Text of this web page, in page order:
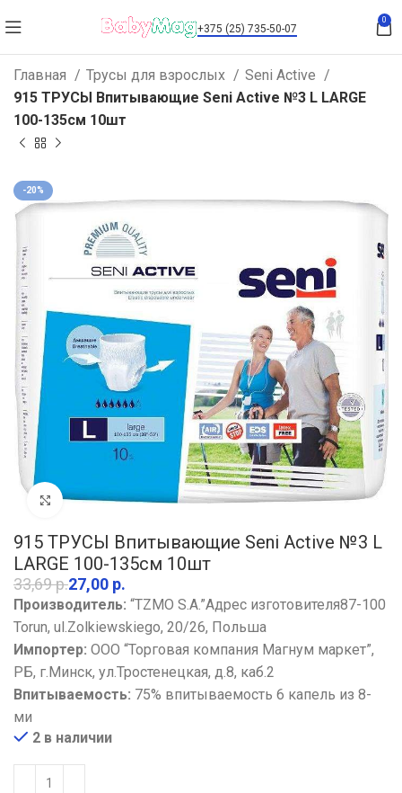
+375 (25) 735-50-07
0
Главная Трусы для взрослых
Seni Active
915 ТРУСЫ Впитывающие Seni Active №3 L LARGE
100-135см 10шт
-20%
Увеличить
915 ТРУСЫ Впитывающие Seni Active №3 L
LARGE 100-135см 10шт
33,69р.27,00 р.
Производитель: “TZMO S.A.”Адрес изготовителя87-100
Torun, ul.Zolkiewskiego, 20/26, Польша
Импортер: ООО “Торговая компания Магнум маркет”,
РБ, г.Минск, ул.Тростенецкая, д.8, каб.2
Впитываемость: 75% впитываемость 6 капель из 8-
ми
2 в наличии